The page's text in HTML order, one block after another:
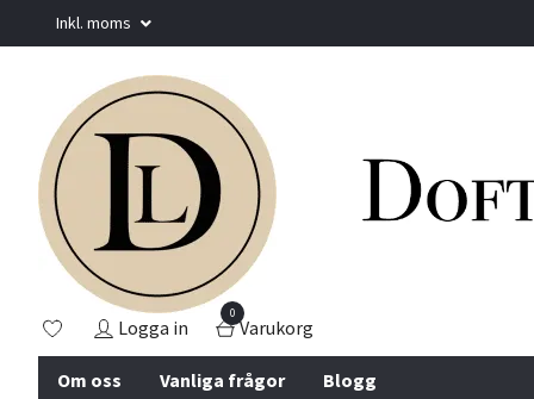
Inkl. moms
Logga in
0
Varukorg
Om oss Vanliga frågor Blogg